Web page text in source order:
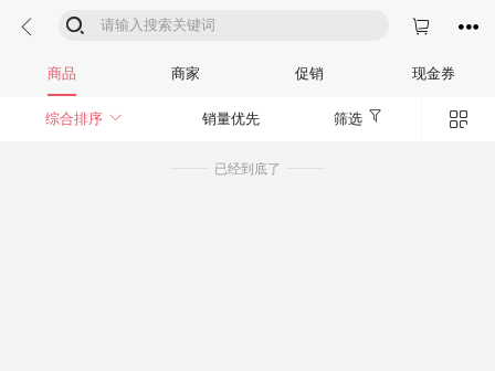
  

商品 商家 促销 现金券
综合排序  销量优先 筛选 
已经到底了